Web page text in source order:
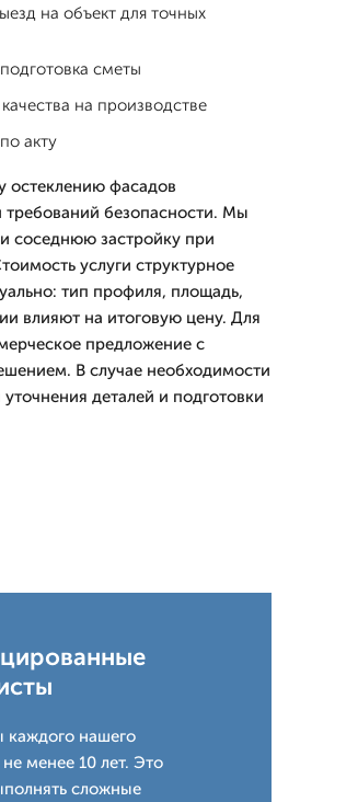
на объект для точных
сметы
на производстве
акту
остеклению фасадов
безопасности. Мы
соседнюю застройку при
услуги структурное
тип профиля, площадь,
влияют на итоговую цену. Для
предложение с
В случае необходимости
деталей и подготовки
нашего
менее 10 лет. Это
сложные